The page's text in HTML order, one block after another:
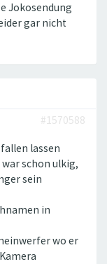
Jokosendung
gar nicht
#1570588
lassen
schon ulkig,
sein
in
wo er